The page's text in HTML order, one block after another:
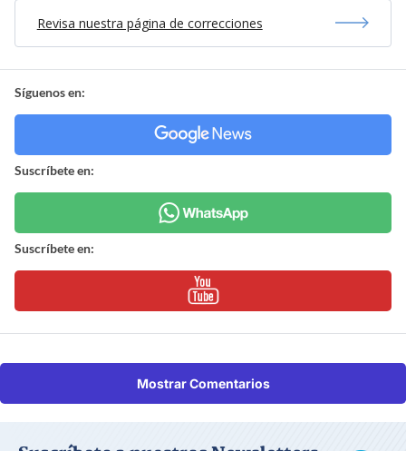
Revisa nuestra página de correcciones
Síguenos en:
Suscríbete en:
Suscríbete en:
Mostrar Comentarios